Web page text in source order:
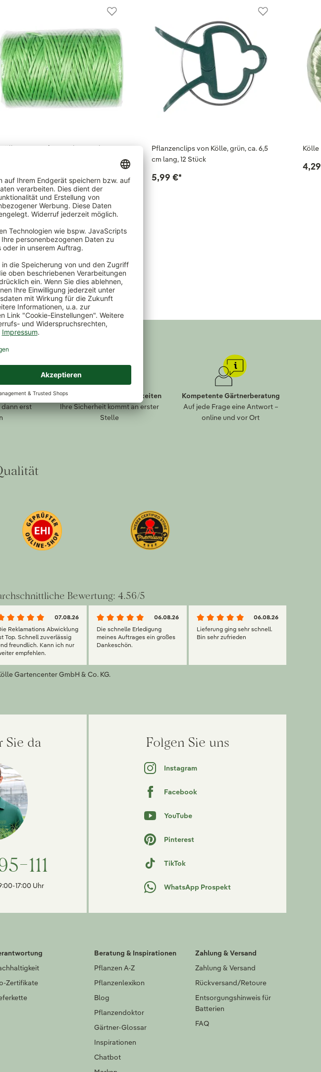
Kölle Gartenschnur Polypropylen,
4,29 €*
Pflanzenclips von Kölle, grün, ca. 6,5
cm lang, 12 Stück
5,99 €*
Kölle
dann erst
Sichere Zahlungsmöglichkeiten
Ihre Sicherheit kommt an erster
Stelle
Kompetente Gärtnerberatung
Auf jede Frage eine Antwort –
online und vor Ort
Bewertung: 4.56/5
07.08.26
Reklamations Abwicklung
Top. Schnell zuverlässig
freundlich. Kann ich nur
empfehlen.
06.08.26
Die schnelle Erledigung
meines Auftrages ein großes
Dankeschön.
06.08.26
Lieferung ging sehr schnell.
Bin sehr zufrieden
Gartencenter GmbH & Co. KG.
Sie da
111
17:00 Uhr
Folgen Sie uns
Instagram
Facebook
YouTube
Pinterest
TikTok
WhatsApp Prospekt
Zertifikate
Beratung & Inspirationen
Pflanzen A-Z
Pflanzenlexikon
Blog
Pflanzendoktor
Gärtner-Glossar
Inspirationen
Chatbot
Zahlung & Versand
Zahlung & Versand
Rückversand/Retoure
Entsorgungshinweis für
Batterien
FAQ